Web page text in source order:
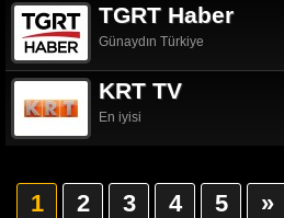
TGRT Haber
Günaydın Türkiye
KRT TV
En iyisi
1 2 3 4 5 »